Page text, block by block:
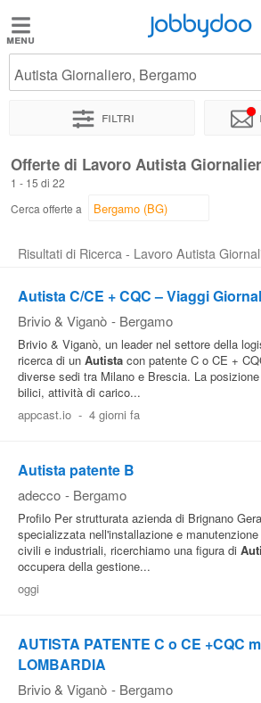
Jobbydoo
Offerte
Stipendi
Elenco
Blog
Pubblica
Area
Aziende
Jobbydoo
Autista Giornaliero, Bergamo
Filtri
Offerte di Lavoro Autista
1 - 15 di 22
Cerca offerte a
Risultati di Ricerca - Lavoro Autista
Autista C/CE + CQC – Viaggi
Brivio & Viganò - Bergamo
Brivio & Viganò, un leader nel settore della
ricerca di un Autista con patente C o CE +
diverse sedi tra Milano e Brescia. La
bilici, attività di carico...
appcast.io - 4 giorni fa
Autista patente B
adecco - Bergamo
Profilo Per strutturata azienda di Brignano
specializzata nell'installazione e
civili e industriali, ricerchiamo una figura di
occupera della gestione...
oggi
AUTISTA PATENTE C o CE +CQC
LOMBARDIA
Brivio & Viganò - Bergamo